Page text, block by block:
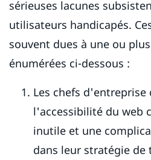
sérieuses lacunes
utilisateurs handicapés.
souvent dues à une ou
énumérées ci-dessous :
Les chefs
l'accessibilité du web
inutile et une
dans leur stratégie